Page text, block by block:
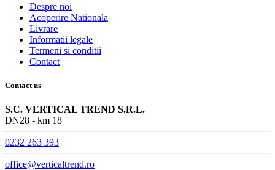
Despre noi
Acoperire Nationala
Livrare
Informatii legale
Termeni si conditii
Contact
Contact us
S.C. VERTICAL TREND S.R.L.
DN28 - km 18
0232 263 393
office@verticaltrend.ro